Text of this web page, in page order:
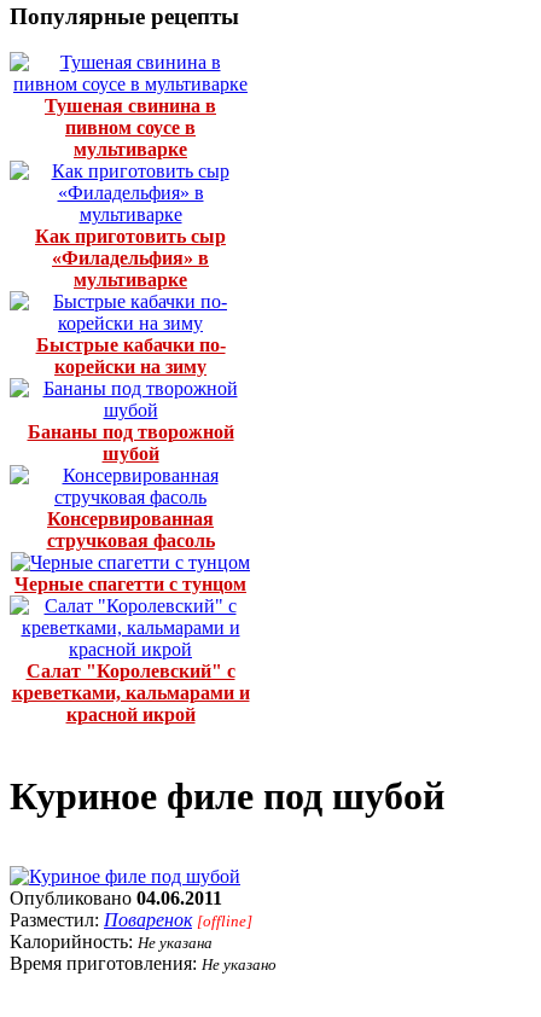
Популярные рецепты
Тушеная свинина в
пивном соусе в
мультиварке
Как приготовить сыр
«Филадельфия» в
мультиварке
Быстрые кабачки по-
корейски на зиму
Бананы под творожной
шубой
Консервированная
стручковая фасоль
Черные спагетти с тунцом
Салат "Королевский" с
креветками, кальмарами и
красной икрой
Куриное филе под шубой
Опубликовано 04.06.2011
Разместил: Поваренок [offline]
Калорийность: Не указана
Время приготовления: Не указано